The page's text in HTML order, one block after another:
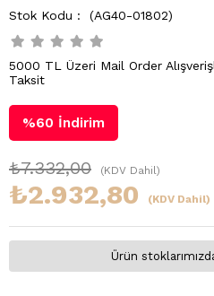
(AG40-01802)
5000 TL Üzeri Mail Order
Taksit
%60 İndirim
₺7.332,00 (KDV Dahil)
₺2.932,80 (KDV Dahil)
Ürün